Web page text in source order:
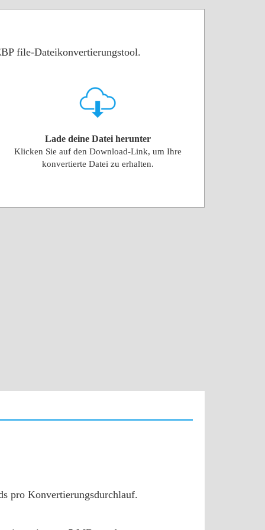
file-Dateikonvertierungstool.
Lade deine Datei herunter
Klicken Sie auf den Download-Link, um Ihre
konvertierte Datei zu erhalten.
pro Konvertierungsdurchlauf.